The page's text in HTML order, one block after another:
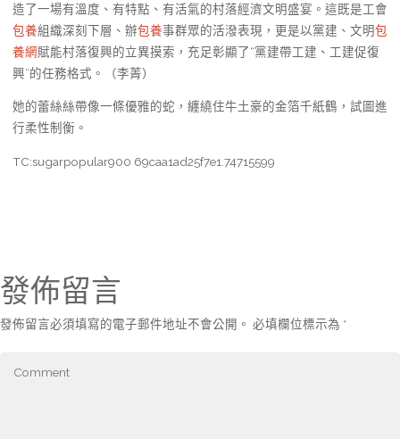
造了一場有溫度、有特點、有活氣的村落經濟文明盛宴。這既是工會
包養組織深刻下層、辦包養事群眾的活潑表現，更是以黨建、文明包
養網賦能村落復興的立異摸索，充足彰顯了“黨建帶工建、工建促復
興”的任務格式。（李菁）
她的蕾絲絲帶像一條優雅的蛇，纏繞住牛土豪的金箔千紙鶴，試圖進
行柔性制衡。
TC:sugarpopular900 69caa1ad25f7e1.74715599
發佈留言
發佈留言必須填寫的電子郵件地址不會公開。 必填欄位標示為 *